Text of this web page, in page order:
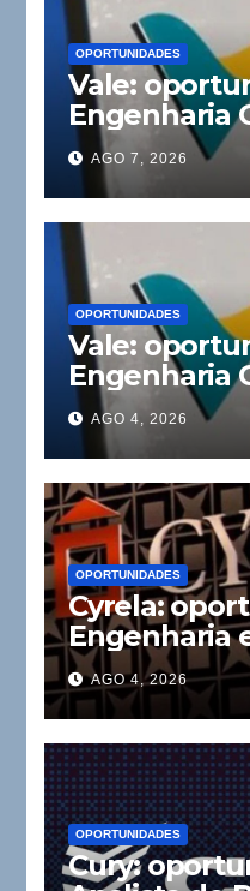
OPORTUNIDADES
Vale:
Engenharia
AGO 7, 2026
OPORTUNIDADES
Vale:
Engenharia
AGO 4, 2026
OPORTUNIDADES
Cyrela:
Engenharia
AGO 4, 2026
OPORTUNIDADES
Cury: